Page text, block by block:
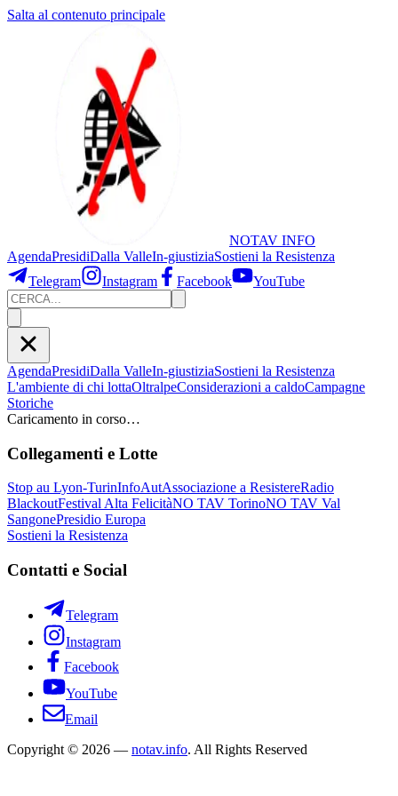
Salta al contenuto principale
NOTAV INFO
AgendaPresidiDalla ValleIn-giustiziaSostieni la Resistenza
Telegram
Instagram Facebook YouTube
AgendaPresidiDalla ValleIn-giustiziaSostieni la Resistenza
L'ambiente di chi lottaOltralpeConsiderazioni a caldoCampagne
Storiche
Caricamento in corso…
Collegamenti e Lotte
Stop au Lyon-TurinInfoAutAssociazione a ResistereRadio
BlackoutFestival Alta FelicitàNO TAV TorinoNO TAV Val
SangonePresidio Europa
Sostieni la Resistenza
Contatti e Social
Telegram
Instagram
Facebook
YouTube
Email
Copyright © 2026 — notav.info. All Rights Reserved